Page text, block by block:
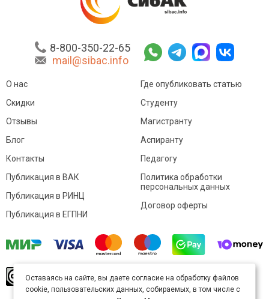
8-800-350-22-65
mail@sibac.info
О нас
Скидки
Отзывы
Блог
Контакты
Где опубликовать статью
Студенту
Магистранту
Аспиранту
Педагогу
Публикация в ВАК
Публикация в РИНЦ
Публикация в ЕГПНИ
Политика обработки
персональных данных
Договор оферты
произведение доступно полицензии Creative
Commons «Attribution» («Атрибуция») 4.0
Оставаясь на сайте, вы даете согласие на обработку файлов
cookie, пользовательских данных, собираемых, в том числе с